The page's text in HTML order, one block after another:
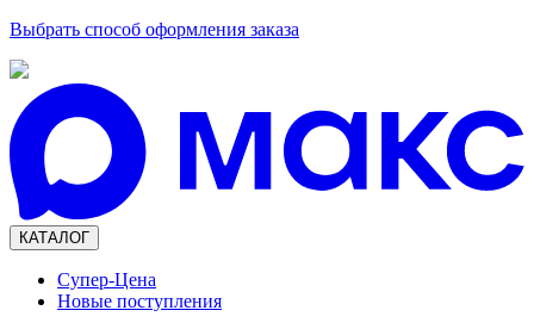
Выбрать способ оформления заказа
КАТАЛОГ
Супер-Цена
Новые поступления